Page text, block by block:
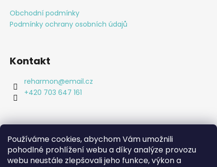
Používáme cookies, abychom Vám umožnili
pohodlné prohlížení webu a díky analýze provozu
webu neustále zlepšovali jeho funkce, výkon a
v
ý
Obchodní podmínky
Podmínky ochrany osobních údajů
Kontakt
reharmon@email.cz
+420 703 647 161
Shoptet.cz
Bc. Lucie Machová Reharmon, soukromá fyzioterapie